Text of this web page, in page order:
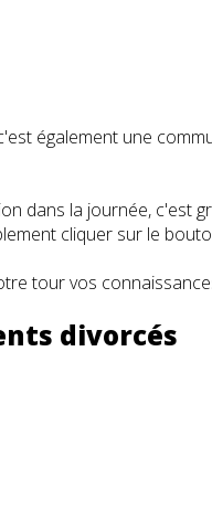
également une
dans la journée,
cliquer sur le
tour vos
divorcés